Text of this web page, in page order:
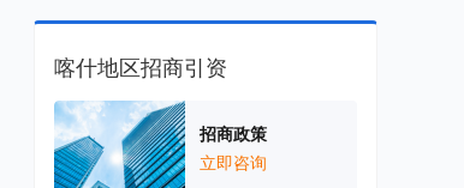
喀什地区招商引资
招商政策
立即咨询